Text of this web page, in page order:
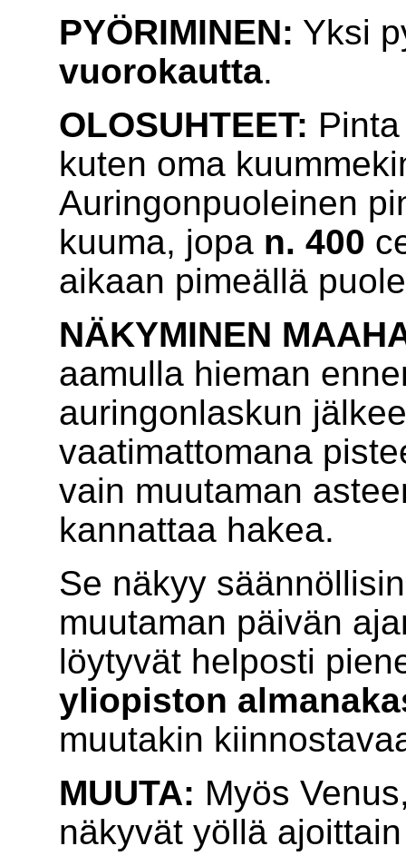
PYÖRIMINEN: Yksi
vuorokautta.
OLOSUHTEET:
kuten oma
Auringonpuoleinen
kuuma, jopa n. 400
aikaan pimeällä
NÄKYMINEN
aamulla hieman
auringonlaskun
vaatimattomana
vain muutaman
kannattaa hakea.
Se näkyy
muutaman päivän
löytyvät helposti
yliopiston
muutakin
MUUTA: Myös
näkyvät yöllä